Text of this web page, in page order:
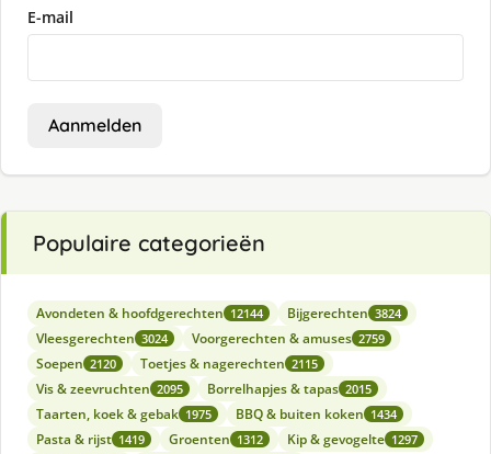
E-mail
Aanmelden
Populaire categorieën
Avondeten & hoofdgerechten 12144 Bijgerechten 3824
Vleesgerechten 3024 Voorgerechten & amuses 2759
Soepen 2120 Toetjes & nagerechten 2115
Vis & zeevruchten 2095 Borrelhapjes & tapas 2015
Taarten, koek & gebak 1975 BBQ & buiten koken 1434
Pasta & rijst 1419 Groenten 1312 Kip & gevogelte 1297